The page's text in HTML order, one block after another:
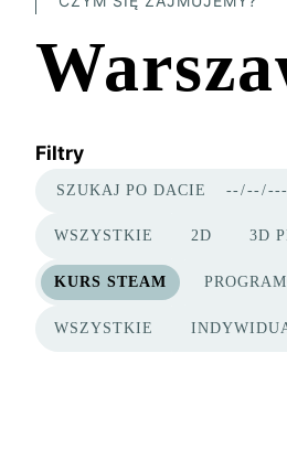
Filtry
SZUKAJ PO DACIE
WSZYSTKIE 2D 3D
KURS STEAM
WSZYSTKIE